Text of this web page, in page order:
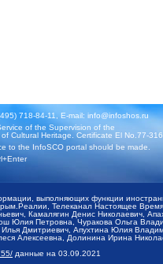
718-84-11, E-mail: info@infoshos.ru
of the Supervision of the
Cultural Heritage. Certificate El No.77-
to the InfoSCO portal should be made.
выполняющих функции
Телеканал Настоящее
Камалягин Денис Николаевич,
Юлия Петровна, Чуракова Ольга
Дмитриевич, Апухтина Юлия
Алексеевна, Долинина Ирина
данные на 03.09.2021